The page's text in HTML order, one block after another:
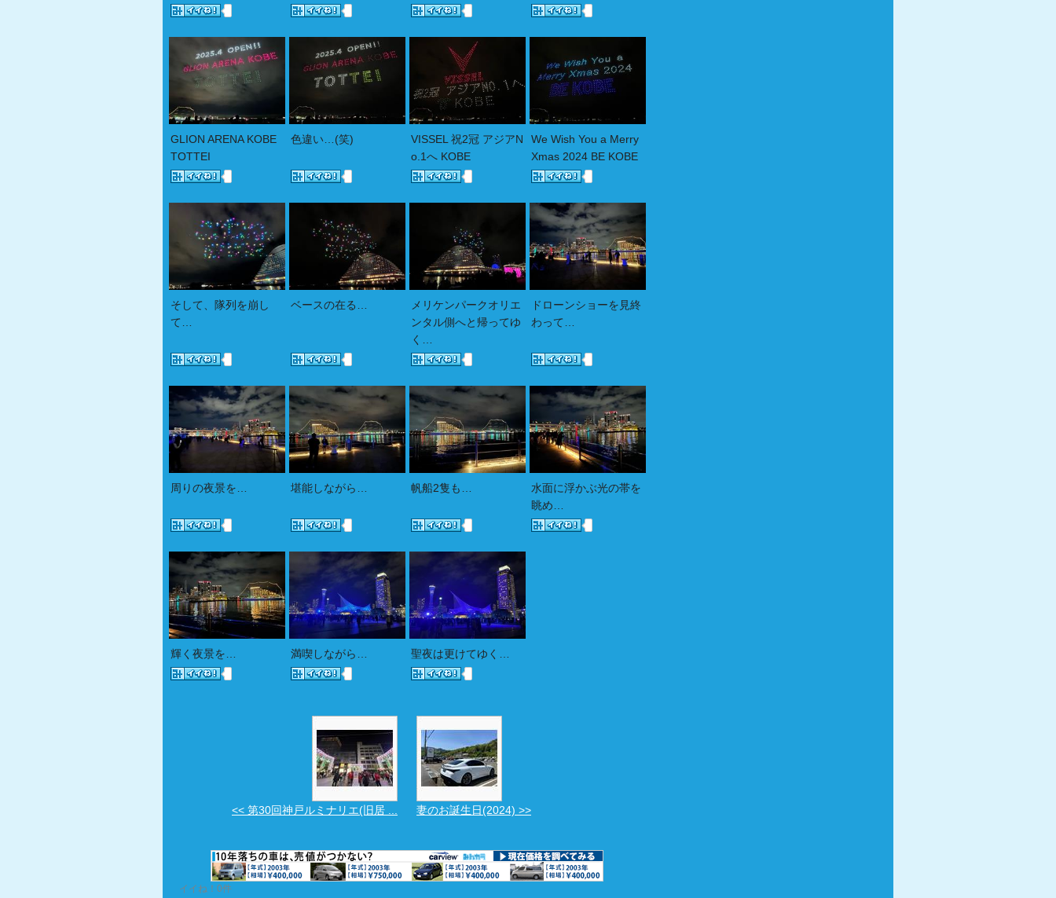
GLION ARENA KOBE
TOTTEI
色違い…(笑)
VISSEL 祝2冠 アジアN
o.1へ KOBE
We Wish You a Merry
Xmas 2024 BE KOBE
そして、隊列を崩し
て…
ベースの在る…
メリケンパークオリエ
ンタル側へと帰ってゆ
く…
ドローンショーを見終
わって…
周りの夜景を… 堪能しながら… 帆船2隻も…
水面に浮かぶ光の帯を
眺め…
輝く夜景を… 満喫しながら… 聖夜は更けてゆく…
<< 第30回神戸ルミナリエ(旧居 ... 妻のお誕生日(2024) >>
イイね！0件